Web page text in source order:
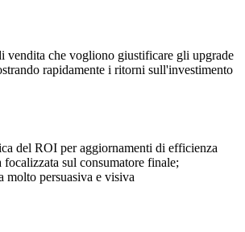
vendita che vogliono giustificare gli upgrade
rapidamente i ritorni sull'investimento
del ROI per aggiornamenti di efficienza
focalizzata sul consumatore finale;
molto persuasiva e visiva